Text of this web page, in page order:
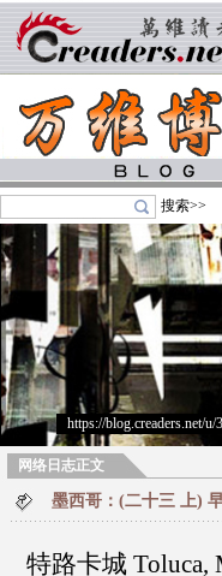
搜索>>
https://blog.creaders.net/u/
网络日志正文
墨西哥：(二十三 上)
特路卡城 Toluca,